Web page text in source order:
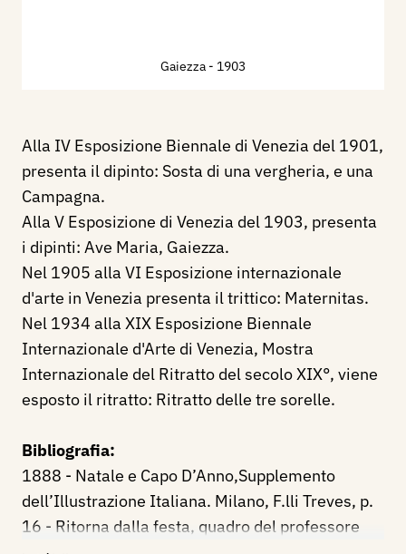
Gaiezza - 1903
Alla IV Esposizione Biennale di Venezia del 1901,
presenta il dipinto: Sosta di una vergheria, e una
Campagna.
Alla V Esposizione di Venezia del 1903, presenta
i dipinti: Ave Maria, Gaiezza.
Nel 1905 alla VI Esposizione internazionale
d'arte in Venezia presenta il trittico: Maternitas.
Nel 1934 alla XIX Esposizione Biennale
Internazionale d'Arte di Venezia, Mostra
Internazionale del Ritratto del secolo XIX°, viene
esposto il ritratto: Ritratto delle tre sorelle.
Bibliografia:
1888 - Natale e Capo D’Anno,Supplemento
dell’Illustrazione Italiana. Milano, F.lli Treves, p.
16 - Ritorna dalla festa, quadro del professore